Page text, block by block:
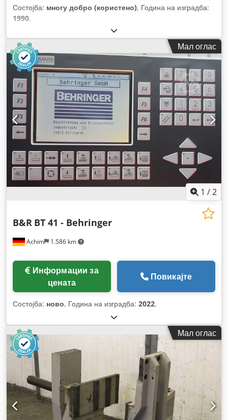
Состојба: многу добро (користено), Година на изградба:
1990,
Мал оглас
1 /2
Achim 1.586 km
B&R BT 41 - Behringer
цената
Повикајте
Состојба: ново, Година на изградба: 2022,
Мал оглас